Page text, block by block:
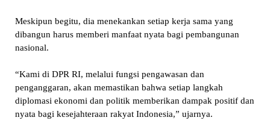
Meskipun begitu, dia menekankan setiap kerja sama yang
dibangun harus memberi manfaat nyata bagi pembangunan
nasional.
“Kami di DPR RI, melalui fungsi pengawasan dan
penganggaran, akan memastikan bahwa setiap langkah
diplomasi ekonomi dan politik memberikan dampak positif dan
nyata bagi kesejahteraan rakyat Indonesia,” ujarnya.